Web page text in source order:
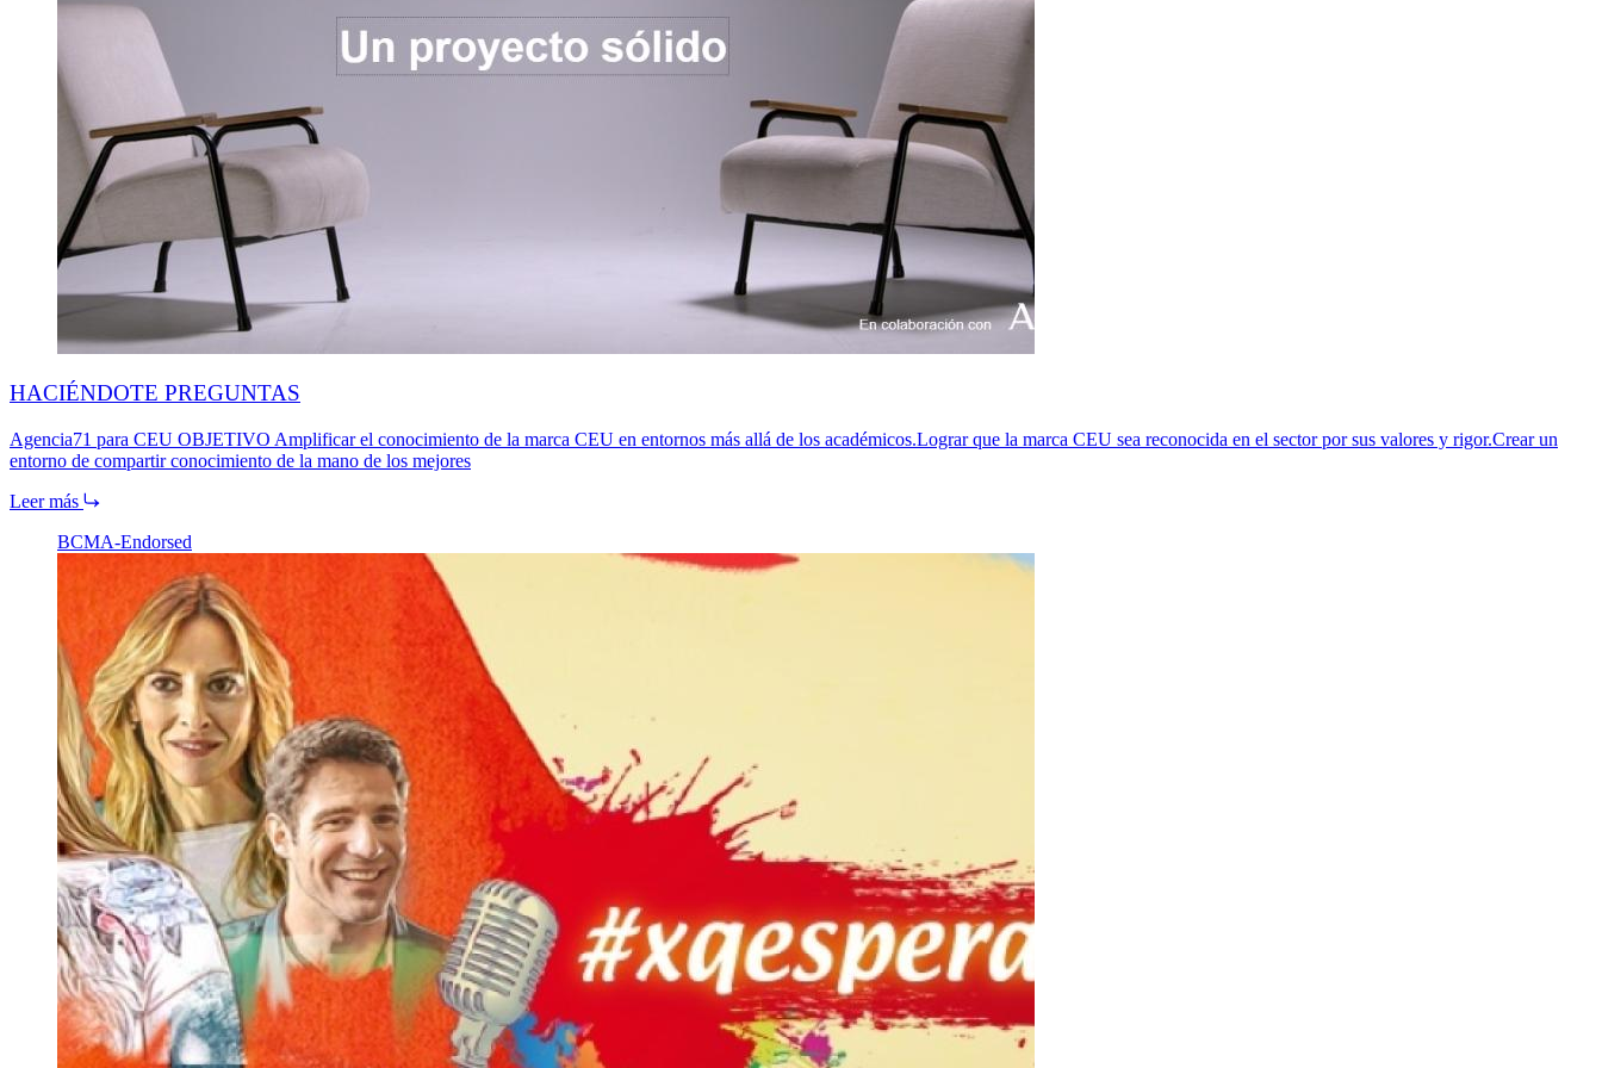
HACIÉNDOTE PREGUNTAS
Agencia71 para CEU OBJETIVO Amplificar el conocimiento de la marca CEU en entornos más allá de los académicos.Lograr que la marca CEU sea reconocida en el sector por sus valores y rigor.Crear un
entorno de compartir conocimiento de la mano de los mejores
Leer más
BCMA-Endorsed